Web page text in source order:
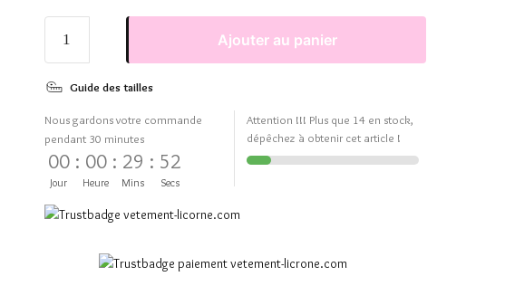
Ajouter au panier
Guide des tailles
Nous gardons votre commande
pendant 30 minutes
00
Jour
: 00
Heure
: 29
Mins
: 51
Secs
Attention !!! Plus que 14 en stock,
dépêchez à obtenir cet article !